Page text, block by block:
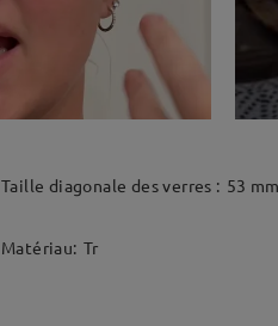
Taille diagonale des verres : 53 mm
Matériau: Tr